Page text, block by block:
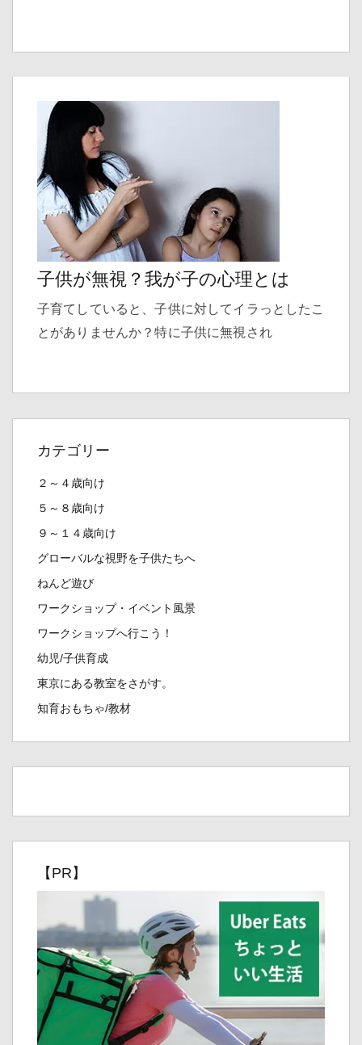
子供が無視？我が子の心理とは
子育てしていると、子供に対してイラっとしたこ
とがありませんか？特に子供に無視され
カテゴリー
２～４歳向け
５～８歳向け
９～１４歳向け
グローバルな視野を子供たちへ
ねんど遊び
ワークショップ・イベント風景
ワークショップへ行こう！
幼児/子供育成
東京にある教室をさがす。
知育おもちゃ/教材
【PR】